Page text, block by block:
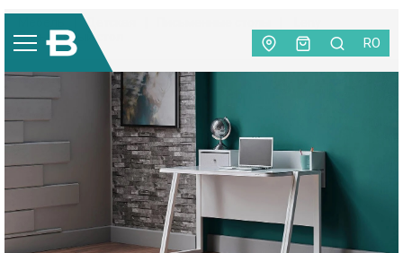
RO
Детская
Письменный стол